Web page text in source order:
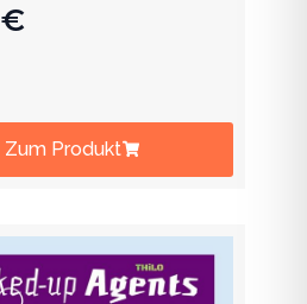
€
Zum Produkt